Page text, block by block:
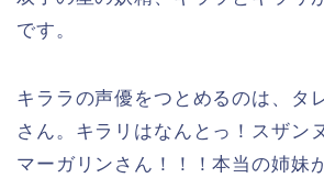
です。
キララの声優をつとめるのは、タ
さん。キラリはなんとっ！スザン
マーガリンさん！！！本当の姉妹